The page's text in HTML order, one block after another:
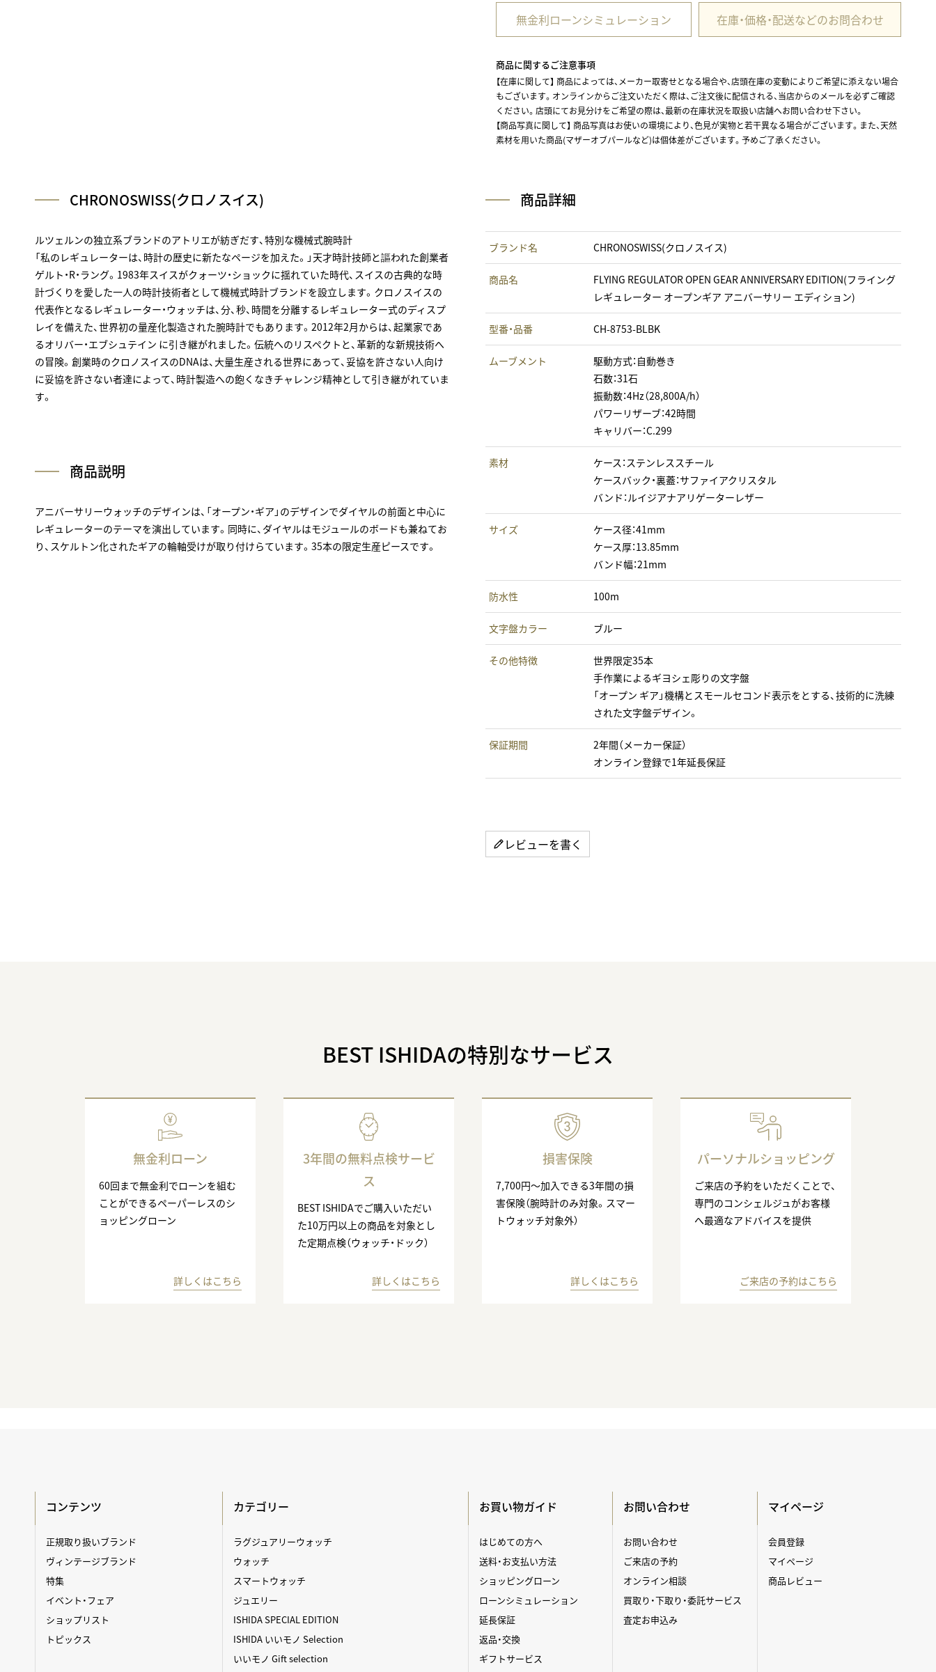
無金利ローンシミュレーション 在庫・価格・配送などのお問合わせ
商品に関するご注意事項
【在庫に関して】商品によっては、メーカー取寄せとなる場合や、店頭在庫の変動によりご希望に添えない場合
もございます。オンラインからご注文いただく際は、ご注文後に配信される、当店からのメールを必ずご確認
ください。店頭にてお見分けをご希望の際は、最新の在庫状況を取扱い店舗へお問い合わせ下さい。
【商品写真に関して】 商品写真はお使いの環境により、色見が実物と若干異なる場合がございます。また、天然
素材を用いた商品(マザーオブパールなど)は個体差がございます。予めご了承ください。
CHRONOSWISS(クロノスイス)
ルツェルンの独立系ブランドのアトリエが紡ぎだす、特別な機械式腕時計
「私のレギュレーターは、時計の歴史に新たなページを加えた。」天才時計技師と謳われた創業者
ゲルト・R・ラング。1983年スイスがクォーツ・ショックに揺れていた時代、スイスの古典的な時
計づくりを愛した一人の時計技術者として機械式時計ブランドを設立します。クロノスイスの
代表作となるレギュレーター・ウォッチは、分、秒、時間を分離するレギュレーター式のディスプ
レイを備えた、世界初の量産化製造された腕時計でもあります。2012年2月からは、起業家であ
るオリバー・エブシュテイン に引き継がれました。伝統へのリスペクトと、革新的な新規技術へ
の冒険。創業時のクロノスイスのDNAは、大量生産される世界にあって、妥協を許さない人向け
に妥協を許さない者達によって、時計製造への飽くなきチャレンジ精神として引き継がれていま
す。
商品説明
アニバーサリーウォッチのデザインは、「オープン・ギア」のデザインでダイヤルの前面と中心に
レギュレーターのテーマを演出しています。同時に、ダイヤルはモジュールのボードも兼ねてお
り、スケルトン化されたギアの輪軸受けが取り付けらています。35本の限定生産ピースです。
商品詳細
ブランド名 CHRONOSWISS(クロノスイス)
商品名
FLYING REGULATOR OPEN GEAR ANNIVERSARY EDITION(フライング
レギュレーター オープンギア アニバーサリー エディション)
型番・品番 CH-8753-BLBK
ムーブメント
駆動方式：自動巻き
石数：31石
振動数：4Hz（28,800A/h）
パワーリザーブ：42時間
キャリバー：C.299
素材
ケース：ステンレススチール
ケースバック・裏蓋：サファイアクリスタル
バンド：ルイジアナアリゲーターレザー
サイズ
ケース径：41mm
ケース厚：13.85mm
バンド幅：21mm
防水性 100m
文字盤カラー ブルー
その他特徴
世界限定35本
手作業によるギヨシェ彫りの文字盤
「オープン ギア」機構とスモールセコンド表示をとする、技術的に洗練
された文字盤デザイン。
保証期間
2年間（メーカー保証）
オンライン登録で1年延長保証
レビューを書く
BEST ISHIDAの特別なサービス
無金利ローン
60回まで無金利でローンを組む
ことができるペーパーレスのシ
ョッピングローン
詳しくはこちら
3年間の無料点検サービ
ス
BEST ISHIDAでご購入いただい
た10万円以上の商品を対象とし
た定期点検（ウォッチ・ドック）
詳しくはこちら
損害保険
7,700円〜加入できる3年間の損
害保険（腕時計のみ対象。スマー
トウォッチ対象外）
詳しくはこちら
パーソナルショッピング
ご来店の予約をいただくことで、
専門のコンシェルジュがお客様
へ最適なアドバイスを提供
ご来店の予約はこちら
コンテンツ
正規取り扱いブランド
ヴィンテージブランド
特集
イベント・フェア
ショップリスト
トピックス
カテゴリー
ラグジュアリーウォッチ
ウォッチ
スマートウォッチ
ジュエリー
ISHIDA SPECIAL EDITION
ISHIDA いいモノ Selection
いいモノ Gift selection
お買い物ガイド
はじめての方へ
送料・お支払い方法
ショッピングローン
ローンシミュレーション
延長保証
返品・交換
ギフトサービス
お問い合わせ
お問い合わせ
ご来店の予約
オンライン相談
買取り・下取り・委託サービス
査定お申込み
マイページ
会員登録
マイページ
商品レビュー